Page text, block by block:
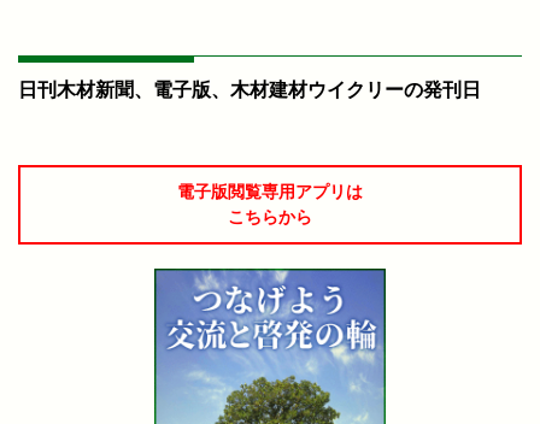
日刊木材新聞、電子版、木材建材ウイクリーの発刊日
電子版閲覧専用アプリは
こちらから